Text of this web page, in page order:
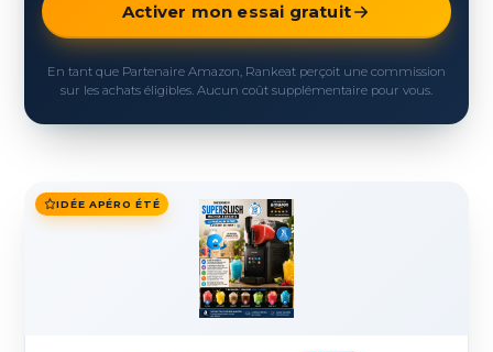
Activer mon essai gratuit
En tant que Partenaire Amazon, Rankeat perçoit une commission
sur les achats éligibles. Aucun coût supplémentaire pour vous.
IDÉE APÉRO ÉTÉ